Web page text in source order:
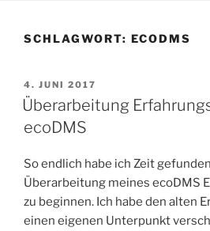
SCHLAGWORT: ECODMS
VERÖFFENTLICHT
AM
4. JUNI 2017
Überarbeitung
ecoDMS
So endlich habe ich Zeit
Überarbeitung meines ecoDMS
zu beginnen. Ich habe den alten
einen eigenen Unterpunkt